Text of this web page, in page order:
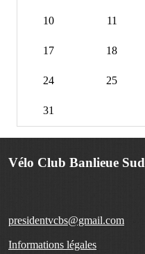
10 11
17 18
24 25
31
Vélo Club Banlieue
presidentvcbs@gmail.com
Informations légales